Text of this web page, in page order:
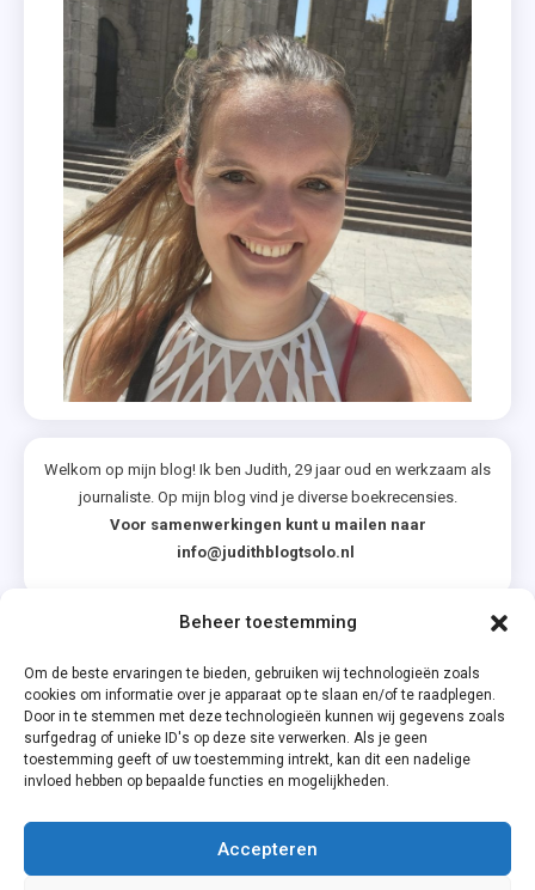
Beheer toestemming
Om de beste ervaringen te bieden, gebruiken wij technologieën zoals
cookies om informatie over je apparaat op te slaan en/of te raadplegen.
Door in te stemmen met deze technologieën kunnen wij gegevens zoals
surfgedrag of unieke ID's op deze site verwerken. Als je geen
toestemming geeft of uw toestemming intrekt, kan dit een nadelige
invloed hebben op bepaalde functies en mogelijkheden.
Accepteren
Welkom op mijn blog! Ik ben Judith, 29 jaar oud en werkzaam als
journaliste. Op mijn blog vind je diverse boekrecensies.
Voor samenwerkingen kunt u mailen naar
info@judithblogtsolo.nl
Privacyverklaring